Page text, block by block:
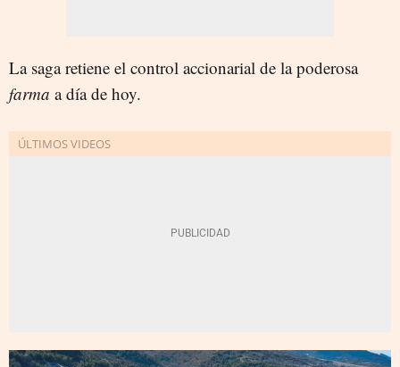
La saga retiene el control accionarial de la poderosa
farma a día de hoy.